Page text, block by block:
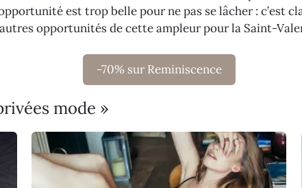
est trop belle pour ne pas se lâcher : c’est
opportunités de cette ampleur pour la Saint-
-70% sur Reminiscence
mode »